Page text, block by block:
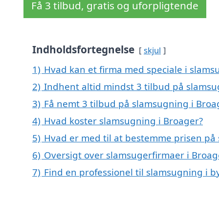
Få 3 tilbud, gratis og uforpligtende
Indholdsfortegnelse skjul
1) Hvad kan et firma med speciale i
2) Indhent altid mindst 3 tilbud på
3) Få nemt 3 tilbud på slamsugning i
4) Hvad koster slamsugning i Broager?
5) Hvad er med til at bestemme prisen
6) Oversigt over slamsugerfirmaer i
7) Find en professionel til slamsugning i